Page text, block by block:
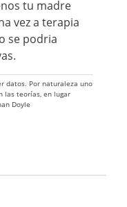
tu madre
vez a terapia
se podria
datos. Por naturaleza uno
las teorías, en lugar
Doyle